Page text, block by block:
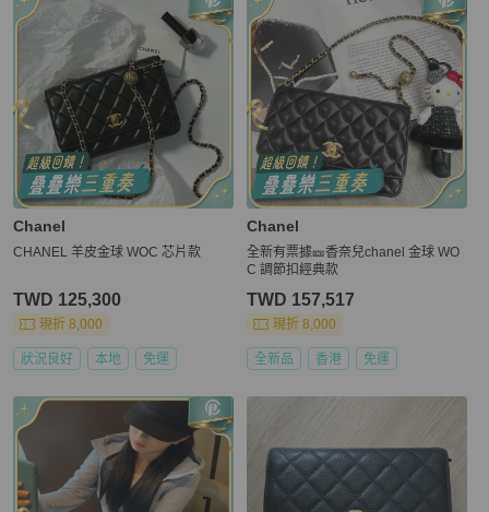
Chanel
CHANEL 羊皮金球 WOC 芯片款
TWD 125,300
現折 8,000
狀況良好 本地 免運
Chanel
全新有票據🎫香奈兒chanel 金球 WO
C 調節扣經典款
TWD 157,517
現折 8,000
全新品 香港 免運